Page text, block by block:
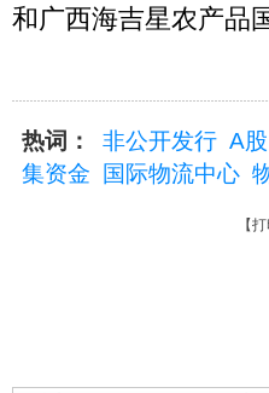
和广西海吉星农产品
热词： 非公开发行 A股
集资金
国际物流中心
【打